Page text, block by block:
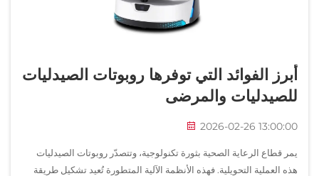
أبرز الفوائد التي توفرها روبوتات الصيدليات
للصيدليات والمرضى
2026-02-26 13:00:00
يمر قطاع الرعاية الصحية بثورة تكنولوجية، وتتصدّر روبوتات الصيدليات
هذه العملية التحويلية. فهذه الأنظمة الآلية المتطورة تُعيد تشكيل طريقة